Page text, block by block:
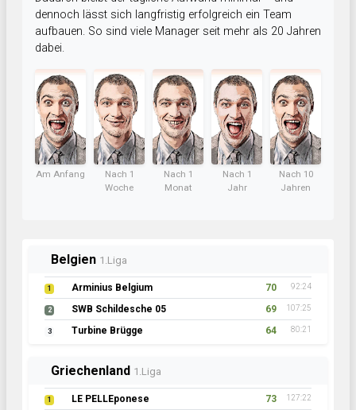
dennoch lässt sich langfristig erfolgreich ein Team
aufbauen. So sind viele Manager seit mehr als 20 Jahren
dabei.
Am Anfang
Nach 1
Woche
Nach 1
Monat
Nach 1
Jahr
Nach 10
Jahren
Belgien 1.Liga
1 Arminius Belgium 70 92:24
2 SWB Schildesche 05 69 107:25
3 Turbine Brügge 64 80:21
Griechenland 1.Liga
1 LE PELLEponese 73 127:22